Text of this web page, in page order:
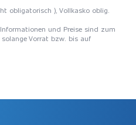
obligatorisch ), Vollkasko oblig.
und Preise sind zum
Vorrat bzw. bis auf